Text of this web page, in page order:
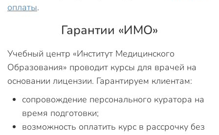
оплаты.
Гарантии «ИМО»
Учебный центр «Институт Медицинского
Образования» проводит курсы для врачей на
основании лицензии. Гарантируем клиентам:
сопровождение персонального куратора на
время подготовки;
возможность оплатить курс в рассрочку без